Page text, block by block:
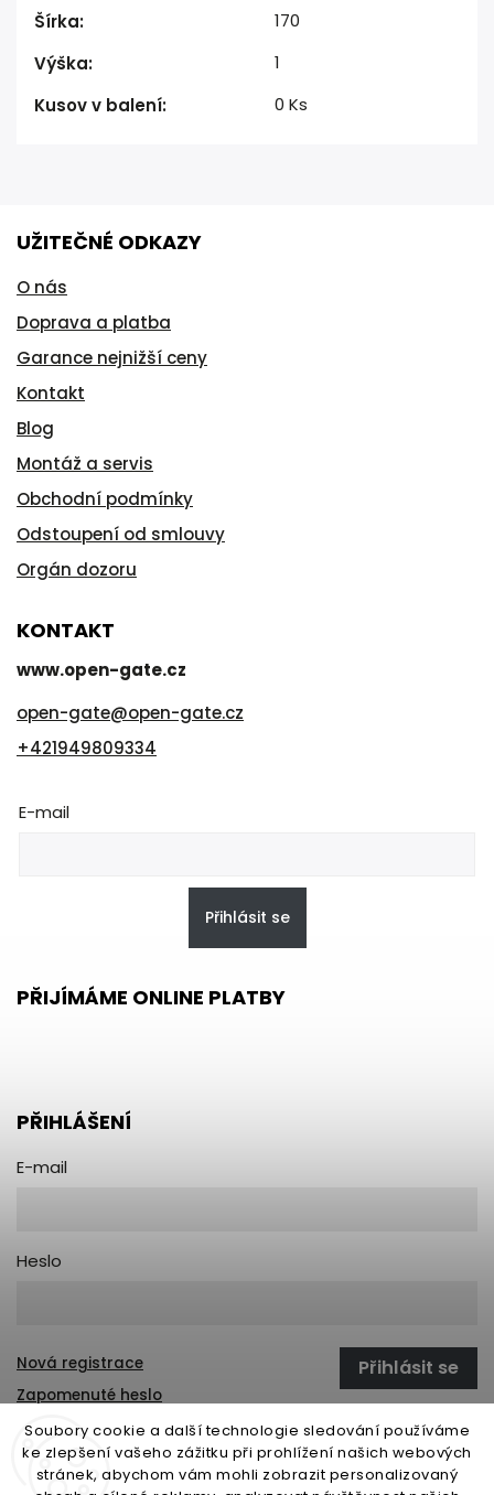
Soubory cookie a další technologie sledování používáme
ke zlepšení vašeho zážitku při prohlížení našich webových
stránek, abychom vám mohli zobrazit personalizovaný
Šírka:
170
Výška:
1
Kusov v balení: 0 Ks
UŽITEČNÉ ODKAZY
O nás
Doprava a platba
Garance nejnižší ceny
Kontakt
Blog
Montáž a servis
Obchodní podmínky
Odstoupení od smlouvy
Orgán dozoru
KONTAKT
www.open-gate.cz
open-gate@open-gate.cz
+421949809334
E-mail
Přihlásit se
PŘIJÍMÁME ONLINE PLATBY
PŘIHLÁŠENÍ
E-mail
Heslo
Přihlásit se
Nová registrace
Zapomenuté heslo
open-gate.sk montazpohonu.sk